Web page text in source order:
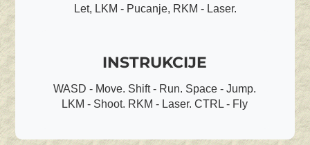
Let, LKM - Pucanje, RKM - Laser.
INSTRUKCIJE
WASD - Move. Shift - Run. Space - Jump.
LKM - Shoot. RKM - Laser. CTRL - Fly